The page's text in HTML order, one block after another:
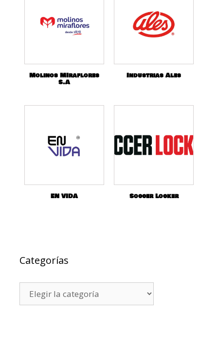
Molinos MIraflores
S.A
Industrias Ales
EN VIDA Soccer Locker
Categorías